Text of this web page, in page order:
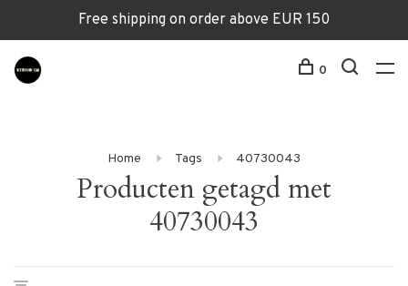
Free shipping on order above EUR 150
0
Home Tags 40730043
Producten getagd met
40730043